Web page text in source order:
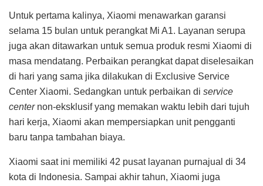
Untuk pertama kalinya, Xiaomi menawarkan garansi
selama 15 bulan untuk perangkat Mi A1. Layanan serupa
juga akan ditawarkan untuk semua produk resmi Xiaomi di
masa mendatang. Perbaikan perangkat dapat diselesaikan
di hari yang sama jika dilakukan di Exclusive Service
Center Xiaomi. Sedangkan untuk perbaikan di service
centernon-eksklusif yang memakan waktu lebih dari tujuh
hari kerja, Xiaomi akan mempersiapkan unit pengganti
baru tanpa tambahan biaya.
Xiaomi saat ini memiliki 42 pusat layanan purnajual di 34
kota di Indonesia. Sampai akhir tahun, Xiaomi juga